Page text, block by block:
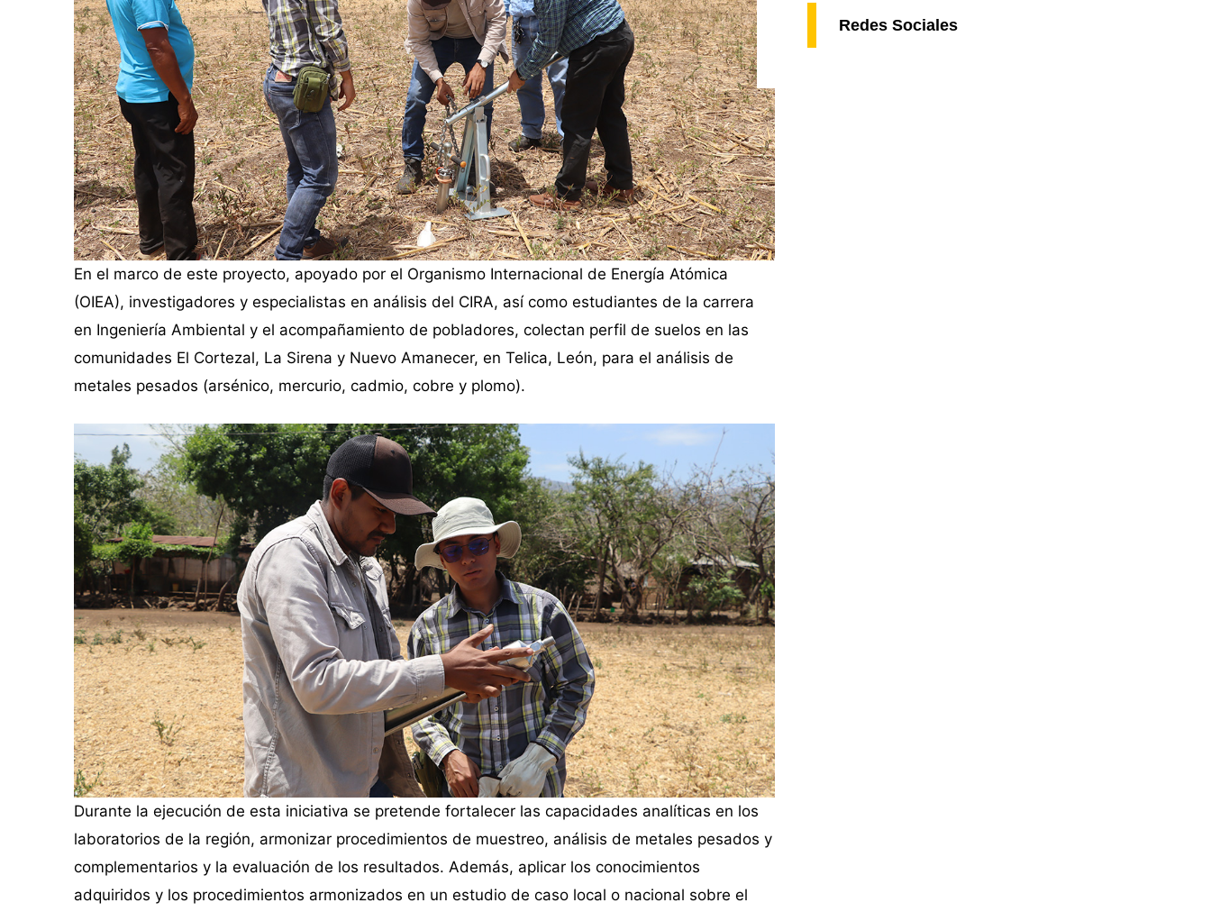
En el marco de este proyecto, apoyado por el Organismo Internacional de Energía Atómica
(OIEA), investigadores y especialistas en análisis del CIRA, así como estudiantes de la carrera
en Ingeniería Ambiental y el acompañamiento de pobladores, colectan perfil de suelos en las
comunidades El Cortezal, La Sirena y Nuevo Amanecer, en Telica, León, para el análisis de
metales pesados (arsénico, mercurio, cadmio, cobre y plomo).
Durante la ejecución de esta iniciativa se pretende fortalecer las capacidades analíticas en los
laboratorios de la región, armonizar procedimientos de muestreo, análisis de metales pesados y
complementarios y la evaluación de los resultados. Además, aplicar los conocimientos
adquiridos y los procedimientos armonizados en un estudio de caso local o nacional sobre el
Redes Sociales